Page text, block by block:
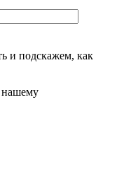
и подскажем, как
нашему